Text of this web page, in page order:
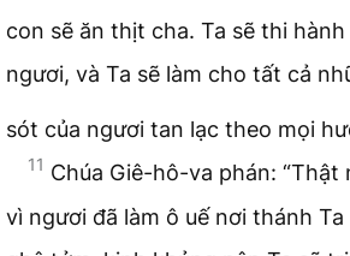
con sẽ ăn thịt cha. Ta sẽ thi
ngươi, và Ta sẽ làm cho tất cả
sót của ngươi tan lạc theo mọi
11 Chúa Giê-hô-va phán: “Thật
vì ngươi đã làm ô uế nơi thánh